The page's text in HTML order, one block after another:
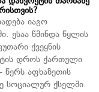
იაგო
ესაა წმინდა წყლის
ქვეყნის
დროს ქართული
წერს აფხაზეთის
სოციალურ ქსელში.